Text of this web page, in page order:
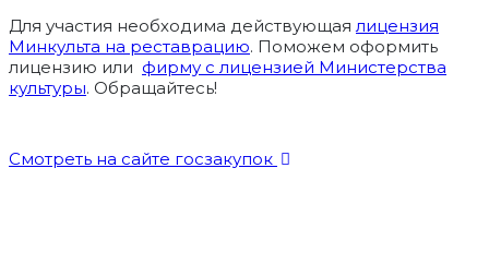
Для участия необходима действующая лицензия
Минкульта на реставрацию. Поможем оформить
лицензию или фирму с лицензией Министерства
культуры. Обращайтесь!
Смотреть на сайте госзакупок